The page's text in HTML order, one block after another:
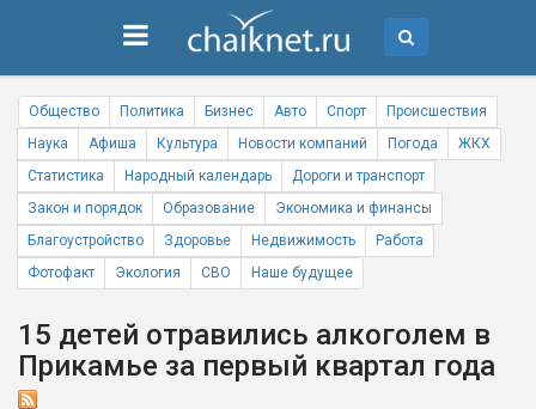
Общество Политика Бизнес Авто Спорт
Происшествия
Наука
Афиша Культура Новости компаний Погода
ЖКХ
Статистика
Народный календарь
Дороги и транспорт
Закон и порядок
Образование
Экономика и финансы
Благоустройство
Здоровье Недвижимость
Работа
Фотофакт
Экология СВО Наше будущее
15 детей отравились алкоголем в
Прикамье за первый квартал года